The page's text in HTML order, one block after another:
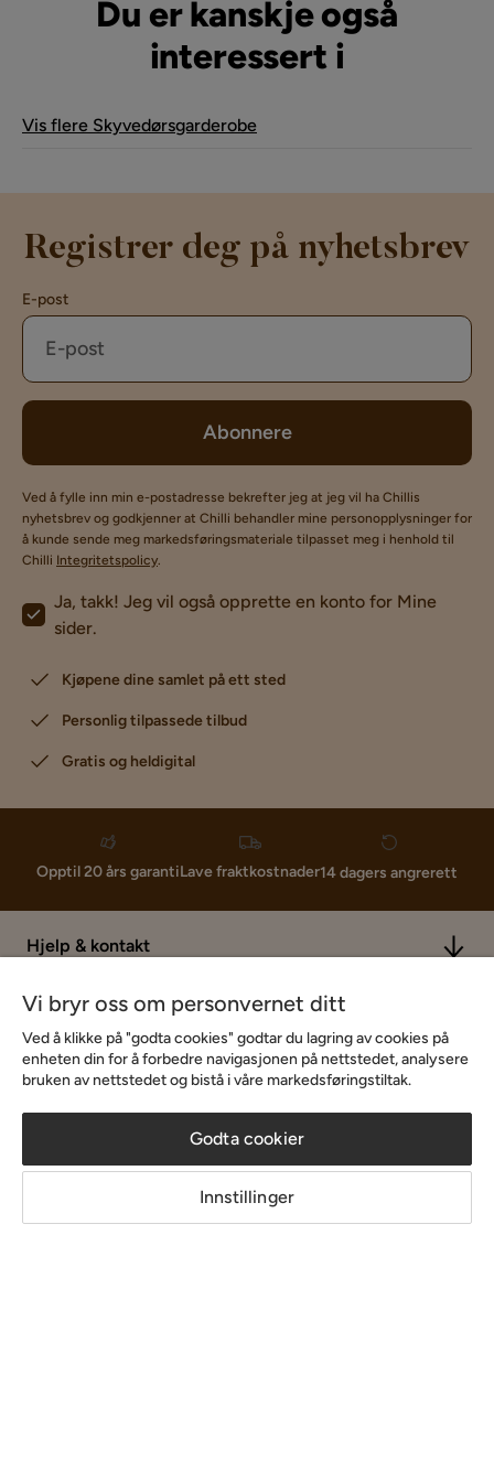
Du er kanskje også
interessert i
Vis flere Skyvedørsgarderobe
Registrer deg på nyhetsbrev
E-post
Abonnere
Ved å fylle inn min e-postadresse bekrefter jeg at jeg vil ha Chillis
nyhetsbrev og godkjenner at Chilli behandler mine personopplysninger for
å kunde sende meg markedsføringsmateriale tilpasset meg i henhold til
Chilli Integritetspolicy.
Ja, takk! Jeg vil også opprette en konto for Mine
sider.
Kjøpene dine samlet på ett sted
Personlig tilpassede tilbud
Gratis og heldigital
Opptil 20 års garantiLave fraktkostnader14 dagers angrerett
Hjelp & kontakt
Sortiment & tilbud
Inspirasjon
Om Chilli
Vi bryr oss om personvernet ditt
Ved å klikke på "godta cookies" godtar du lagring av cookies på
enheten din for å forbedre navigasjonen på nettstedet, analysere
bruken av nettstedet og bistå i våre markedsføringstiltak.
Godta cookier
Innstillinger